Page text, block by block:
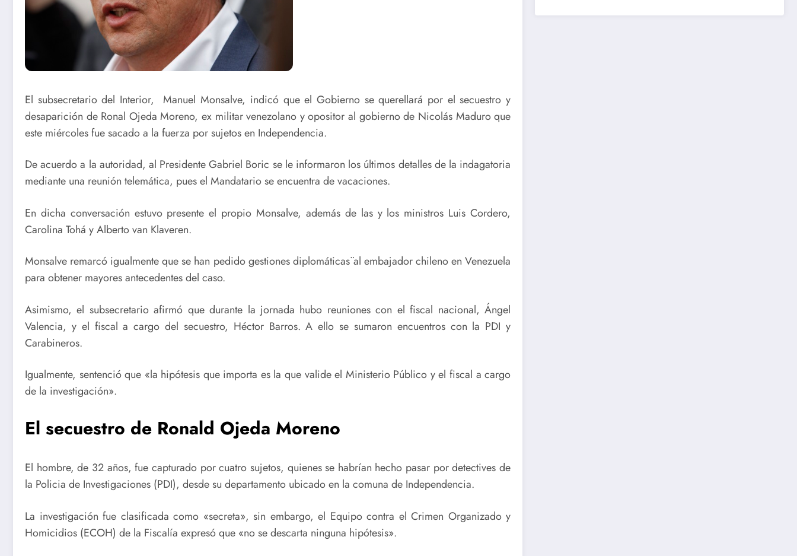
El subsecretario del Interior, Manuel Monsalve, indicó que el Gobierno se querellará por el secuestro y
desaparición de Ronal Ojeda Moreno, ex militar venezolano y opositor al gobierno de Nicolás Maduro que
este miércoles fue sacado a la fuerza por sujetos en Independencia.
De acuerdo a la autoridad, al Presidente Gabriel Boric se le informaron los últimos detalles de la indagatoria
mediante una reunión telemática, pues el Mandatario se encuentra de vacaciones.
En dicha conversación estuvo presente el propio Monsalve, además de las y los ministros Luis Cordero,
Carolina Tohá y Alberto van Klaveren.
Monsalve remarcó igualmente que se han pedido gestiones diplomáticas¨al embajador chileno en Venezuela
para obtener mayores antecedentes del caso.
Asimismo, el subsecretario afirmó que durante la jornada hubo reuniones con el fiscal nacional, Ángel
Valencia, y el fiscal a cargo del secuestro, Héctor Barros. A ello se sumaron encuentros con la PDI y
Carabineros.
Igualmente, sentenció que «la hipótesis que importa es la que valide el Ministerio Público y el fiscal a cargo
de la investigación».
El secuestro de Ronald Ojeda Moreno
El hombre, de 32 años, fue capturado por cuatro sujetos, quienes se habrían hecho pasar por detectives de
la Policia de Investigaciones (PDI), desde su departamento ubicado en la comuna de Independencia.
La investigación fue clasificada como «secreta», sin embargo, el Equipo contra el Crimen Organizado y
Homicidios (ECOH) de la Fiscalía expresó que «no se descarta ninguna hipótesis».